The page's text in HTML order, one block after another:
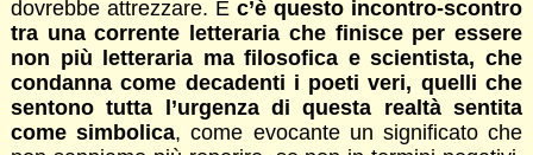
dovrebbe attrezzare. Ec’è questo incontro-scontro
tra una corrente letteraria che finisce per essere
non più letteraria ma filosofica e scientista, che
condanna come decadenti i poeti veri, quelli che
sentono tutta l’urgenza di questa realtà sentita
come simbolica, come evocante un significato che